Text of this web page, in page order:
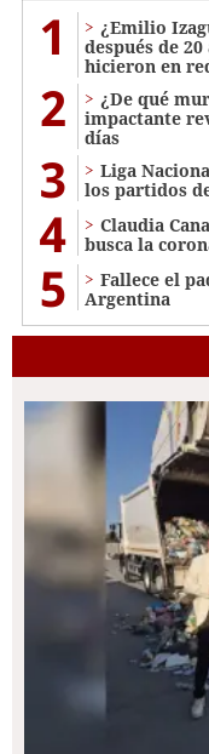
1
¿Emilio
después de
hicieron en
2
¿De qué
impactante
días
3
Liga
los partidos
4
Claudia
busca la
5
Fallece el
Argentina